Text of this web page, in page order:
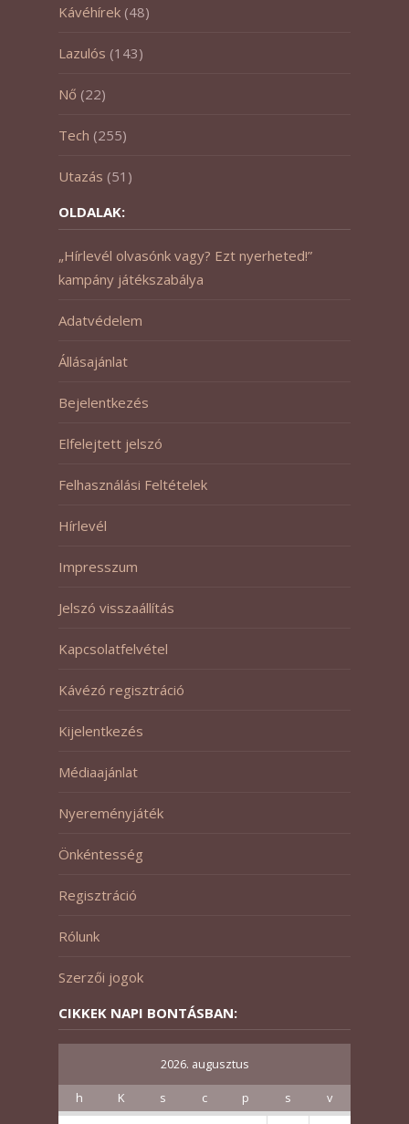
Kávéhírek (48)
Lazulós (143)
Nő (22)
Tech (255)
Utazás (51)
OLDALAK:
„Hírlevél olvasónk vagy? Ezt nyerheted!”
kampány játékszabálya
Adatvédelem
Állásajánlat
Bejelentkezés
Elfelejtett jelszó
Felhasználási Feltételek
Hírlevél
Impresszum
Jelszó visszaállítás
Kapcsolatfelvétel
Kávézó regisztráció
Kijelentkezés
Médiaajánlat
Nyereményjáték
Önkéntesség
Regisztráció
Rólunk
Szerzői jogok
CIKKEK NAPI BONTÁSBAN:
2026. augusztus
h K s c p s
v